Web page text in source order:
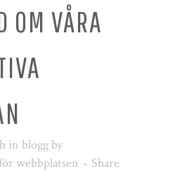
OM VÅRA
in bloggby
webbplatsen
Share